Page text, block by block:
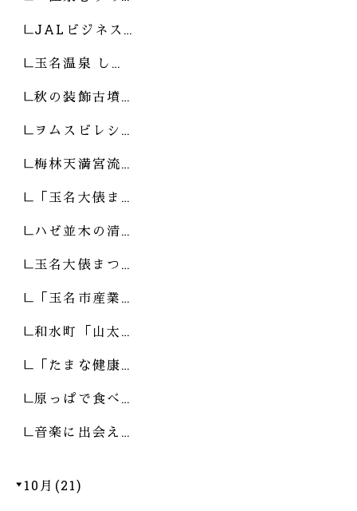
JALビジネス…
玉名温泉 し…
秋の装飾古墳…
ヲムスビレシ…
梅林天満宮流…
「玉名大俵ま…
ハゼ並木の清…
玉名大俵まつ…
「玉名市産業…
和水町「山太…
「たまな健康…
原っぱで食べ…
音楽に出会え…
10月(21)